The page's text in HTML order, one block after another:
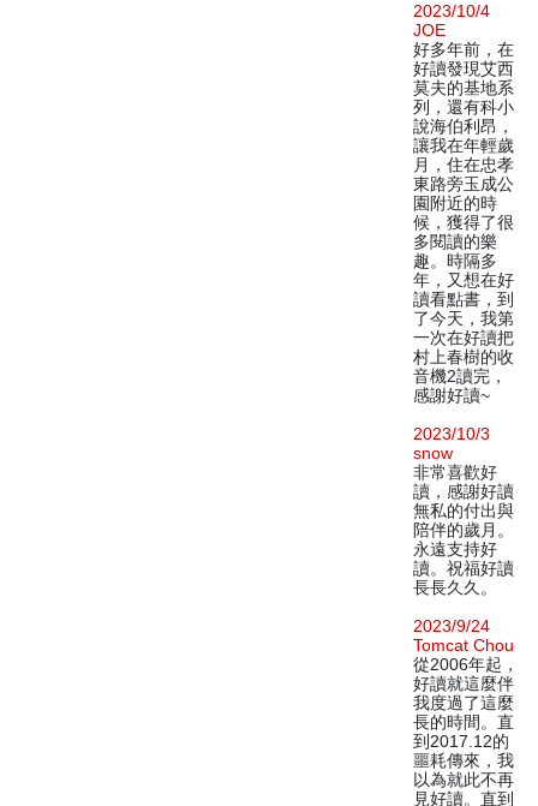
2023/10/4
JOE
好多年前，在
好讀發現艾西
莫夫的基地系
列，還有科小
說海伯利昂，
讓我在年輕歲
月，住在忠孝
東路旁玉成公
園附近的時
候，獲得了很
多閱讀的樂
趣。時隔多
年，又想在好
讀看點書，到
了今天，我第
一次在好讀把
村上春樹的收
音機2讀完，
感謝好讀~
2023/10/3
snow
非常喜歡好
讀，感謝好讀
無私的付出與
陪伴的歲月。
永遠支持好
讀。祝福好讀
長長久久。
2023/9/24
Tomcat Chou
從2006年起，
好讀就這麼伴
我度過了這麼
長的時間。直
到2017.12的
噩耗傳來，我
以為就此不再
見好讀。直到